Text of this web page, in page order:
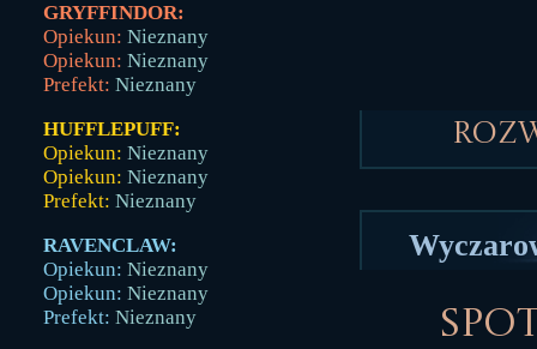
GRYFFINDOR:
Opiekun: Nieznany
Opiekun: Nieznany
Prefekt: Nieznany
HUFFLEPUFF:
Opiekun: Nieznany
Opiekun: Nieznany
Prefekt: Nieznany
RAVENCLAW:
Opiekun: Nieznany
Opiekun: Nieznany
Prefekt: Nieznany